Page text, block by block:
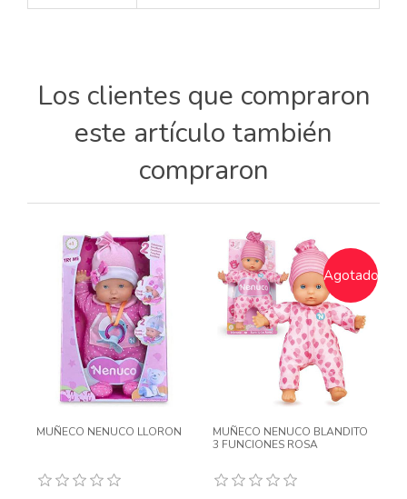
Los clientes que compraron
este artículo también
compraron
MUÑECO NENUCO LLORON
Agotado
MUÑECO NENUCO BLANDITO
3 FUNCIONES ROSA